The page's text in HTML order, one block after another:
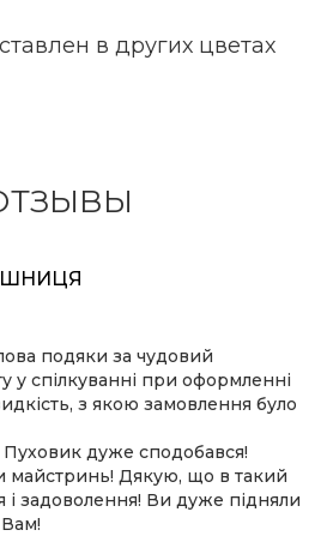
в других цветах
подяки за чудовий
у спілкуванні при оформленні
з якою замовлення було
Пуховик дуже сподобався!
майстринь! Дякую, що в такий
і задоволення! Ви дуже підняли